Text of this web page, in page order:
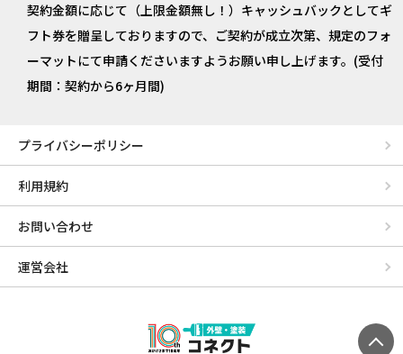
契約金額に応じて（上限金額無し！）キャッシュバックとしてギ
フト券を贈呈しておりますので、ご契約が成立次第、規定のフォ
ーマットにて申請くださいますようお願い申し上げます。(受付
期間：契約から6ヶ月間)
プライバシーポリシー
利用規約
お問い合わせ
運営会社